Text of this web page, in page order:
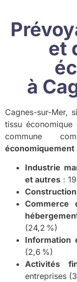
et
à
Cagnes-sur-Mer,
tissu
commune
économiquement
Industrie
et autres :
Construction
(24,2 %)
Information
(2,6 %)
Activités
entreprises